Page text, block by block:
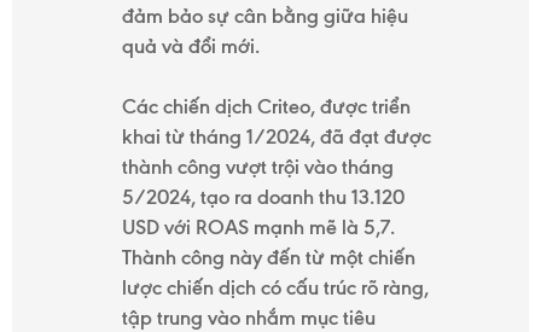
đảm bảo sự cân bằng giữa hiệu
quả và đổi mới.
Các chiến dịch Criteo, được triển
khai từ tháng 1/2024, đã đạt được
thành công vượt trội vào tháng
5/2024, tạo ra doanh thu 13.120
USD với ROAS mạnh mẽ là 5,7.
Thành công này đến từ một chiến
lược chiến dịch có cấu trúc rõ ràng,
tập trung vào nhắm mục tiêu